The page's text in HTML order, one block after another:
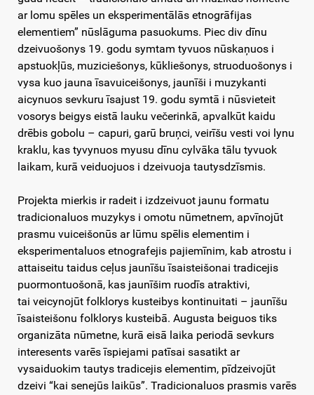
ar lomu spēles un eksperimentālās etnogrāfijas
elementiem” nūslāguma pasuokums. Piec div dīnu
dzeivuošonys 19. godu symtam tyvuos nūskaņuos i
apstuokļūs, muziciešonys, kūkliešonys, struoduošonys i
vysa kuo jauna īsavuiceišonys, jaunīši i muzykanti
aicynuos sevkuru īsajust 19. godu symtā i nūsvieteit
vosorys beigys eistā lauku večerinkā, apvalkūt kaidu
drēbis gobolu – capuri, garū bruņci, veirīšu vesti voi lynu
kraklu, kas tyvynuos myusu dīnu cylvāka tālu tyvuok
laikam, kurā veiduojuos i dzeivuoja tautysdzīsmis.
Projekta mierkis ir radeit i izdzeivuot jaunu formatu
tradicionaluos muzykys i omotu nūmetnem, apvīnojūt
prasmu vuiceišonūs ar lūmu spēlis elementim i
eksperimentaluos etnografejis pajiemīnim, kab atrostu i
attaiseitu taidus ceļus jaunīšu īsaisteišonai tradicejis
puormontuošonā, kas jaunīšim ruodīs atraktivi,
tai veicynojūt folklorys kusteibys kontinuitati – jaunīšu
īsaisteišonu folklorys kusteibā. Augusta beiguos tiks
organizāta nūmetne, kurā eisā laika periodā sevkurs
interesents varēs īspiejami patīsai sasatikt ar
vysaiduokim tautys tradicejis elementim, pīdzeivojūt
dzeivi “kai senejūs laikūs”. Tradicionaluos prasmis varēs